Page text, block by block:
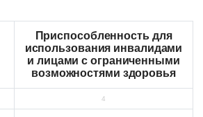
Приспособленность для
использования инвалидами
и лицами с ограниченными
возможностями здоровья
4